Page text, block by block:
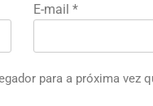
E-mail *
para a próxima vez